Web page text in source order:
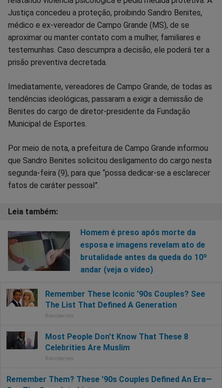
no
Facebook
no
Whatsapp
no
Twitter
no
Messenger
no
Telegram
no
Gettr
Justiça concedeu a proteção, proibindo Sandro Benites,
médico e ex-vereador de Campo Grande (MS), de se
aproximar ou manter contato com a mulher, familiares e
testemunhas. Caso descumpra a decisão, ele poderá ter a
prisão preventiva decretada.
Imediatamente, vereadores de Campo Grande, de todas as
tendências ideológicas, passaram a exigir a demissão de
Benites do cargo de diretor-presidente da Fundação
Municipal de Esportes.
Por meio de nota, a prefeitura de Campo Grande informou
que Sandro Benites solicitou desligamento do cargo nesta
segunda-feira (9), para que “possa dedicar-se a esclarecer
fatos de caráter pessoal”.
Homem é preso após morte da
esposa e imagens revelam ato de
brutalidade antes da queda do 10º
andar (veja o vídeo)